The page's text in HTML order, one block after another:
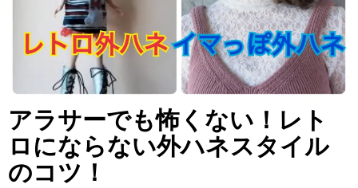
アラサーでも怖くない！レト
ロにならない外ハネスタイル
のコツ！